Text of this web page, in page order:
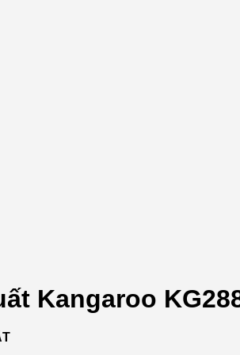
Kangaroo